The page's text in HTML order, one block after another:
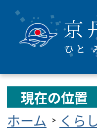
現在の位置
ホーム
くら